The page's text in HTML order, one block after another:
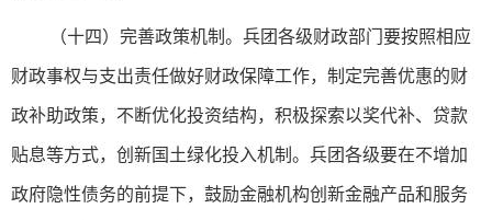
（十四）完善政策机制。兵团各级财政部门要按照相应
财政事权与支出责任做好财政保障工作，制定完善优惠的财
政补助政策，不断优化投资结构，积极探索以奖代补、贷款
贴息等方式，创新国土绿化投入机制。兵团各级要在不增加
政府隐性债务的前提下，鼓励金融机构创新金融产品和服务